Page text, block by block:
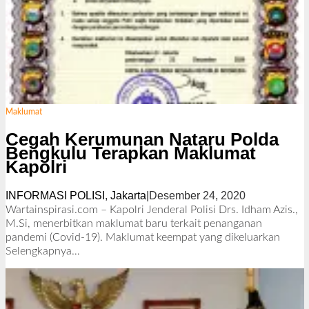
Maklumat
Cegah Kerumunan Nataru Polda
Bengkulu Terapkan Maklumat
Kapolri
INFORMASI POLISI , Jakarta Desember 24, 2020o
l
e
h
d
a
k
Wartainspirasi.com – Kapolri Jenderal Polisi Drs. Idham Azis.,
M.Si, menerbitkan maklumat baru terkait penanganan
pandemi (Covid-19). Maklumat keempat yang dikeluarkan
Selengkapnya…